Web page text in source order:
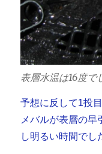
表層水温は16度で
予想に反して1投
メバルが表層の
し明るい時間でし